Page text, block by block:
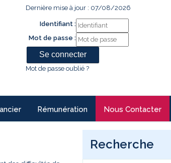
Dernière mise à jour : 07/08/2026
Identifiant :
Mot de passe :
Mot de passe oublié ?
Rémunération Nous Contacter
Recherche